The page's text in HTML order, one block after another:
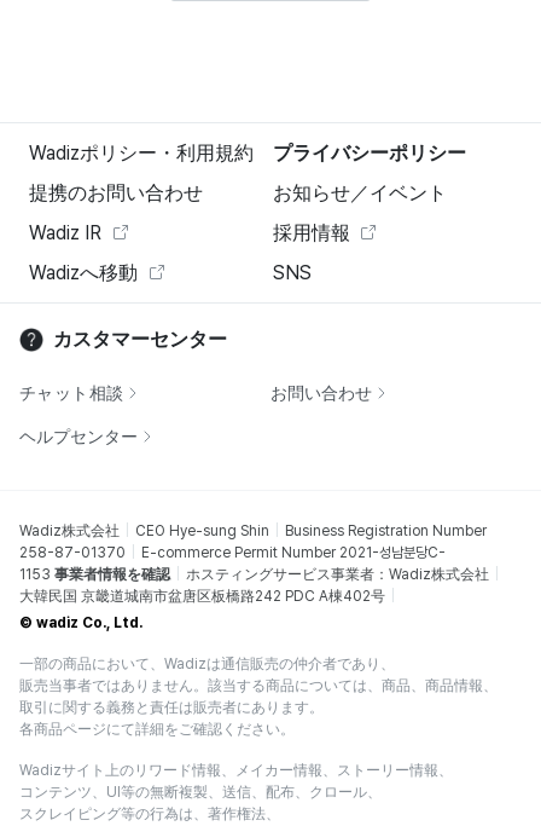
Wadizポリシー・利用規約
プライバシーポリシー
提携のお問い合わせ
お知らせ／イベント
Wadiz IR
採用情報
Wadizへ移動
SNS
カスタマーセンター
チャット相談 お問い合わせ
ヘルプセンター
Wadiz株式会社 CEO Hye-sung Shin
Business Registration Number
258-87-01370
E-commerce Permit Number 2021-성남분당C-
1153 事業者情報を確認
ホスティングサービス事業者：Wadiz株式会社
大韓民国 京畿道城南市盆唐区板橋路242 PDC A棟402号
© wadiz Co., Ltd.
一部の商品において、Wadizは通信販売の仲介者であり、
販売当事者ではありません。該当する商品については、商品、商品情報、
取引に関する義務と責任は販売者にあります。
各商品ページにて詳細をご確認ください。
Wadizサイト上のリワード情報、メイカー情報、ストーリー情報、
コンテンツ、UI等の無断複製、送信、配布、クロール、
スクレイピング等の行為は、著作権法、